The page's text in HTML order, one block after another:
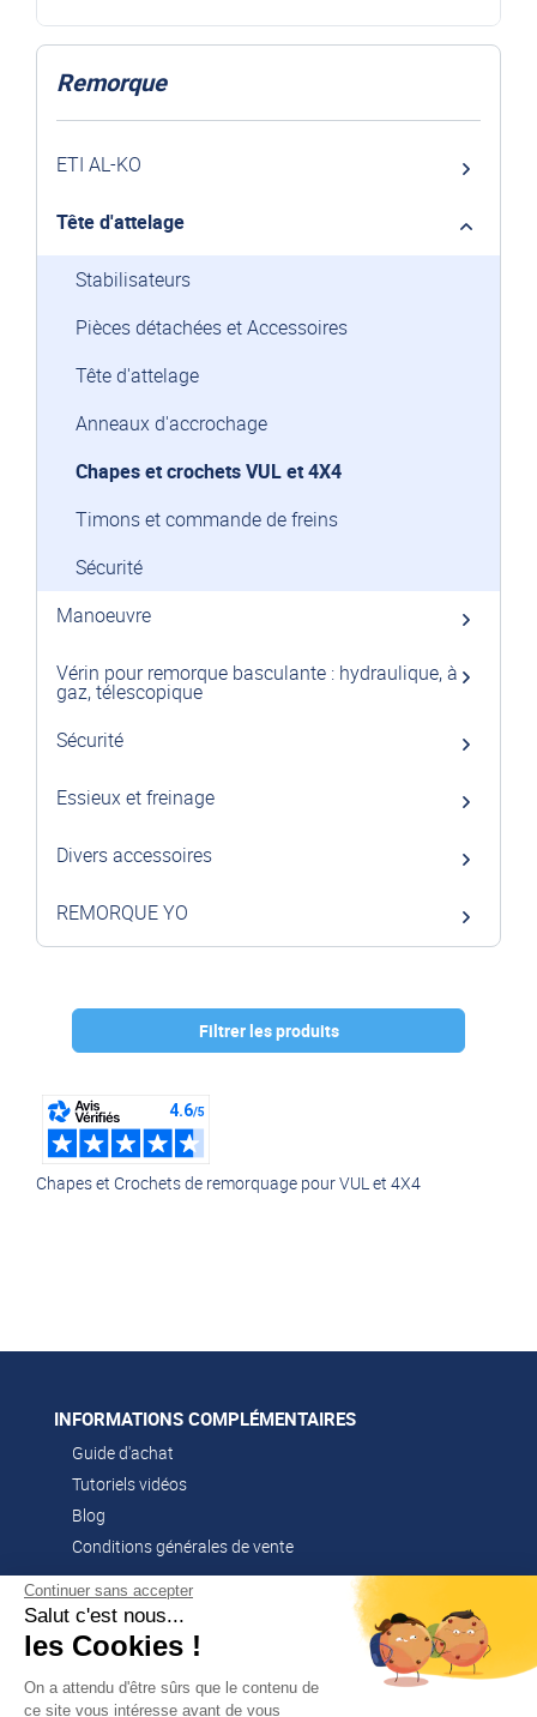
Continuer sans accepter
Salut c'est nous...
les Cookies !
On a attendu d'être sûrs que le contenu de
ce site vous intéresse avant de vous
Filtrer les produits
AL-KO (6)
Remorque
ETI AL-KO
Tête d'attelage
Stabilisateurs
Pièces détachées et Accessoires
Tête d'attelage
Anneaux d'accrochage
Chapes et crochets VUL et 4X4
Timons et commande de freins
Sécurité
Manoeuvre
Vérin pour remorque basculante : hydraulique, à
gaz, télescopique
Sécurité
Essieux et freinage
Divers accessoires
REMORQUE YO
Chapes et Crochets de remorquage pour VUL et 4X4
INFORMATIONS COMPLÉMENTAIRES
Guide d'achat
Tutoriels vidéos
Blog
Conditions générales de vente
CONTACT
02 51 52 26 57
contacts@franssen-loisirs.fr